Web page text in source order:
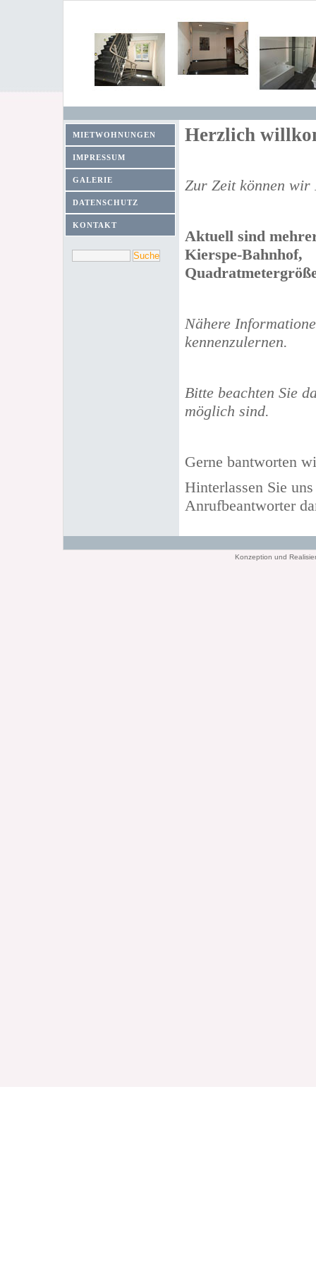
MIETWOHNUNGEN
IMPRESSUM
GALERIE
DATENSCHUTZ
KONTAKT
Herzlich
Zur Zeit können wir
Aktuell sind m
Kierspe-Bahnhof,
Q
Nähere
kennenzulernen.
Bitte beachten Sie
möglich sind.
Gerne bantworten
Hinterlassen Sie
Anrufbeantworter
Konzeption und